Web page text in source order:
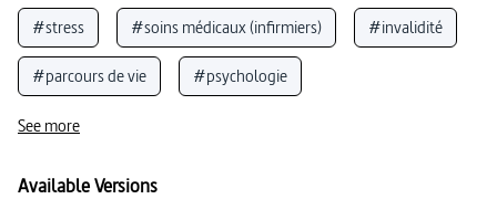
#stress #soins médicaux (infirmiers) #invalidité
#parcours de vie #psychologie
#confiance en soi
#soins médicaux (médicamenteux)
See more
Available Versions